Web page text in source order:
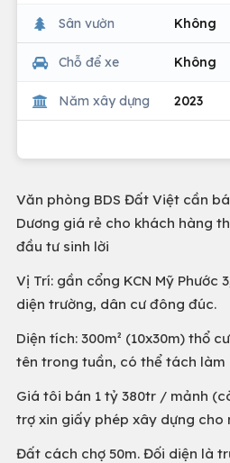
Sân vườn Không
Chỗ để xe Không
Năm xây dựng 2023
Văn phòng BDS Đất Việt cần
Dương giá rẻ cho khách hàng
đầu tư sinh lời
Vị Trí: gần cổng KCN Mỹ Phước
diện trường, dân cư đông đúc.
Diện tích: 300m² (10x30m) thổ
tên trong tuần, có thể tách làm
Giá tôi bán 1 tỷ 380tr / mảnh
trợ xin giấy phép xây dựng cho
Đất cách chợ 50m. Đối diện là